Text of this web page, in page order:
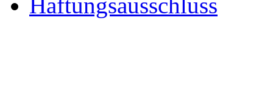
Haftungsausschluss